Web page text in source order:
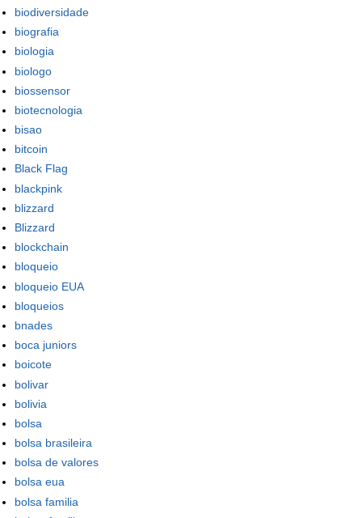
biodiversidade
biografia
biologia
biologo
biossensor
biotecnologia
bisao
bitcoin
Black Flag
blackpink
blizzard
Blizzard
blockchain
bloqueio
bloqueio EUA
bloqueios
bnades
boca juniors
boicote
bolivar
bolivia
bolsa
bolsa brasileira
bolsa de valores
bolsa eua
bolsa familia